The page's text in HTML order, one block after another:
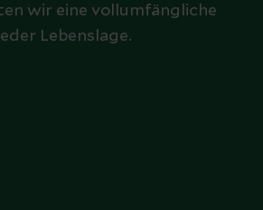
wir eine vollumfängliche
Lebenslage.